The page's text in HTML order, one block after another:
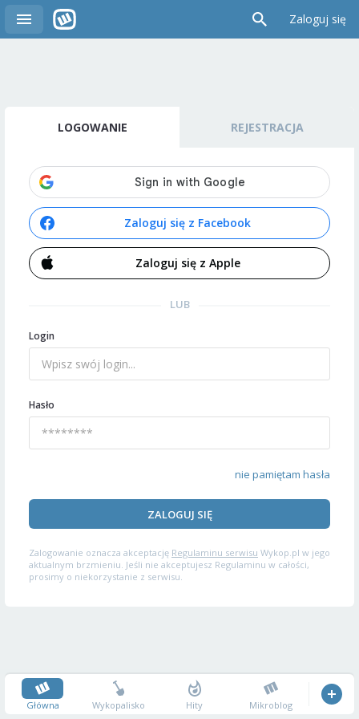
Zaloguj się
LOGOWANIE REJESTRACJA
Zaloguj się z Facebook
Zaloguj się z Apple
LUB
Login
Hasło
nie pamiętam hasła
ZALOGUJ SIĘ
Zalogowanie oznacza akceptację Regulaminu serwisu Wykop.pl w jego
aktualnym brzmieniu. Jeśli nie akceptujesz Regulaminu w całości,
prosimy o niekorzystanie z serwisu.
Główna Wykopalisko Hity Mikroblog